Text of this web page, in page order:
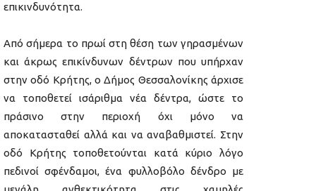
επικινδυνότητα.
Από σήμερα το πρωί στη θέση των γηρασμένων
και άκρως επικίνδυνων δέντρων που υπήρχαν
στην οδό Κρήτης, ο Δήμος Θεσσαλονίκης άρχισε
να τοποθετεί ισάριθμα νέα δέντρα, ώστε το
πράσινο στην περιοχή όχι μόνο να
αποκατασταθεί αλλά και να αναβαθμιστεί. Στην
οδό Κρήτης τοποθετούνται κατά κύριο λόγο
πεδινοί σφένδαμοι, ένα φυλλοβόλο δένδρο με